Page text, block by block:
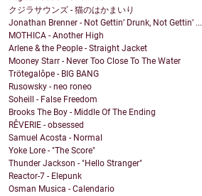
クジラサウンズ - 猫のはかまいり
Jonathan Brenner - Not Gettin’ Drunk, Not Gettin’ ...
MOTHICA - Another High
Arlene & the People - Straight Jacket
Mooney Starr - Never Too Close To The Water
Trötegalôpe - BIG BANG
Rusowsky - neo roneo
Soheill - False Freedom
Brooks The Boy - Middle Of The Ending
RÊVERIE - obsessed
Samuel Acosta - Normal
Yoke Lore - "The Score"
Thunder Jackson - "Hello Stranger"
Reactor-7 - Elepunk
Osman Musica - Calendario